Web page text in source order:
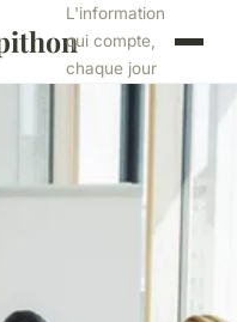
L'information
qui compte,
chaque jour